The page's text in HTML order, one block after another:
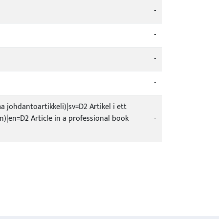
-
-
-
-
johdantoartikkeli)|sv=D2 Artikel i ett
Article in a professional book
-